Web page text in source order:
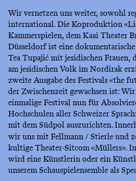
Wir vernetzen uns weiter, sowohl
international. Die Koproduktion
Kammerspielen, dem Kaai Theater
Düsseldorf ist eine
Tea Tupajić mit jesidischen Frauen,
am jesidischen Volk im Nordirak
zweite Ausgabe des Festivals «the
der Zwischenzeit gewachsen ist:
einmalige Festival nun für
Hochschulen aller Schweizer
mit dem Südpol auszurichten.
wir uns mit Fellmann / Stierle und
kultige Theater-Sitcom «Müllers».
wird eine Künstlerin oder ein
unserem Schauspielensemble als